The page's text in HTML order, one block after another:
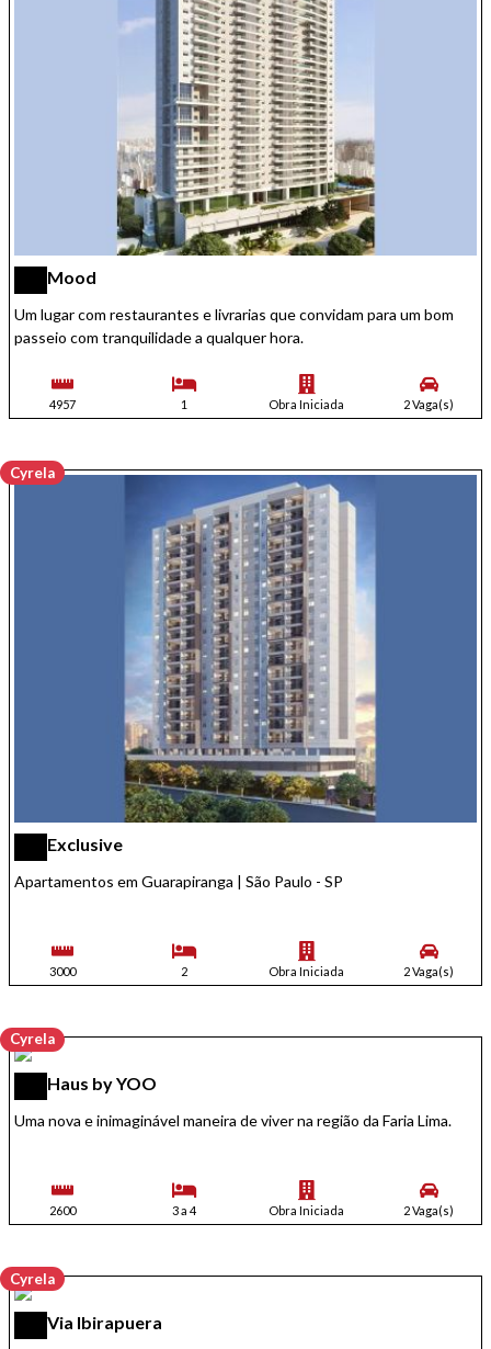
Mood
Um lugar com restaurantes e livrarias que convidam para um bom
passeio com tranquilidade a qualquer hora.
4957 1 Obra Iniciada 2 Vaga(s)
Cyrela
Exclusive
Apartamentos em Guarapiranga | São Paulo - SP
3000 2 Obra Iniciada 2 Vaga(s)
Cyrela
Haus by YOO
Uma nova e inimaginável maneira de viver na região da Faria Lima.
2600 3 a 4 Obra Iniciada 2 Vaga(s)
Cyrela
Via Ibirapuera